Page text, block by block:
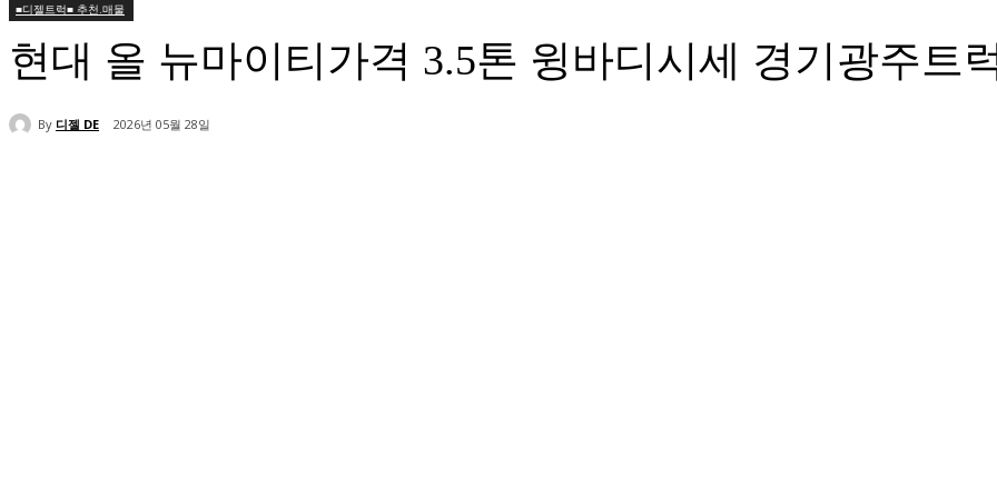
■디젤트럭■ 추천.매물
현대 올 뉴마이티가격 3.5톤 윙바디시세 경기광주트
By 디젤 DE 2026년 05월 28일